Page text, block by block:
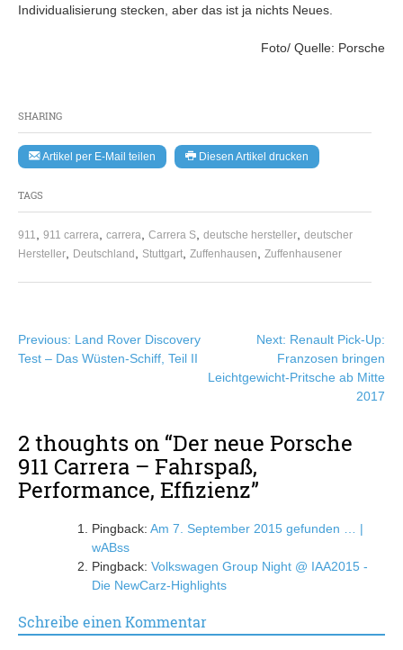
SHARING
Artikel per E-Mail teilen Diesen Artikel drucken
TAGS
911 911 carrera carrera Carrera S deutsche hersteller deutscher
Hersteller
Deutschland Stuttgart Zuffenhausen Zuffenhausener
Individualisierung stecken, aber das ist ja nichts Neues.
Foto/ Quelle: Porsche
Beitragsnavigation
Previous: Land Rover Discovery
Test – Das Wüsten-Schiff, Teil II
Next: Renault Pick-Up:
Franzosen bringen
Leichtgewicht-Pritsche ab Mitte
2017
2 thoughts on “Der neue Porsche
911 Carrera – Fahrspaß,
Performance, Effizienz”
Pingback: Am 7. September 2015 gefunden … |
wABss
Pingback: Volkswagen Group Night @ IAA2015 -
Die NewCarz-Highlights
Schreibe einen Kommentar